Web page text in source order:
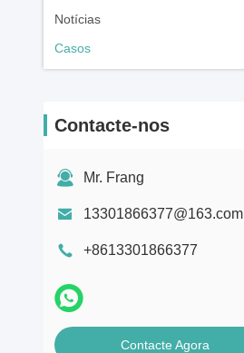
Notícias
Casos
Contacte-nos
Mr. Frang
13301866377@163.com
+8613301866377
Contacte Agora